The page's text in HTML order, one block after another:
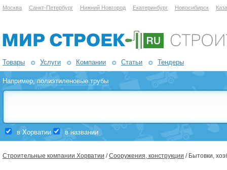
Москва Санкт-Петербург Нижний Новгород Екатеринбург Новосибирск
Товары Услуги Компании Статьи Тендеры
Например,полиэтиленовые трубы
в Хорватии в названии
Строительные компании Хорватии /Сооружения, конструкции / Бытовки,